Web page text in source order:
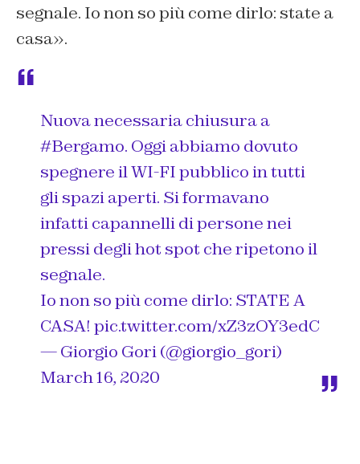
segnale. Io non so più come dirlo: state a
casa».
Nuova necessaria chiusura a
#Bergamo. Oggi abbiamo dovuto
spegnere il WI-FI pubblico in tutti
gli spazi aperti. Si formavano
infatti capannelli di persone nei
pressi degli hot spot che ripetono il
segnale.
Io non so più come dirlo: STATE A
CASA! pic.twitter.com/xZ3zOY3edC
— Giorgio Gori (@giorgio_gori)
March 16, 2020